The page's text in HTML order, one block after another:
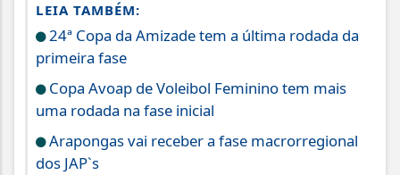
LEIA TAMBÉM:
24ª Copa da Amizade tem a última rodada da
primeira fase
Copa Avoap de Voleibol Feminino tem mais
uma rodada na fase inicial
Arapongas vai receber a fase macrorregional
dos JAP`s